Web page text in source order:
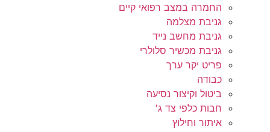
החמרה במצב רפואי קיים
גניבת מצלמה
גניבת מחשב נייד
גניבת מכשיר סלולרי
פריט יקר ערך
כבודה
ביטול וקיצור נסיעה
חבות כלפי צד ג'
איתור וחילוץ